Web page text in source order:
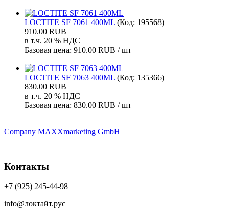
LOCTITE SF 7061 400ML (Код: 195568)
910.00 RUB
в т.ч. 20 % НДС
Базовая цена: 910.00 RUB / шт
LOCTITE SF 7063 400ML (Код: 135366)
830.00 RUB
в т.ч. 20 % НДС
Базовая цена: 830.00 RUB / шт
Company MAXXmarketing GmbH
Контакты
+7 (925) 245-44-98
info@локтайт.рус